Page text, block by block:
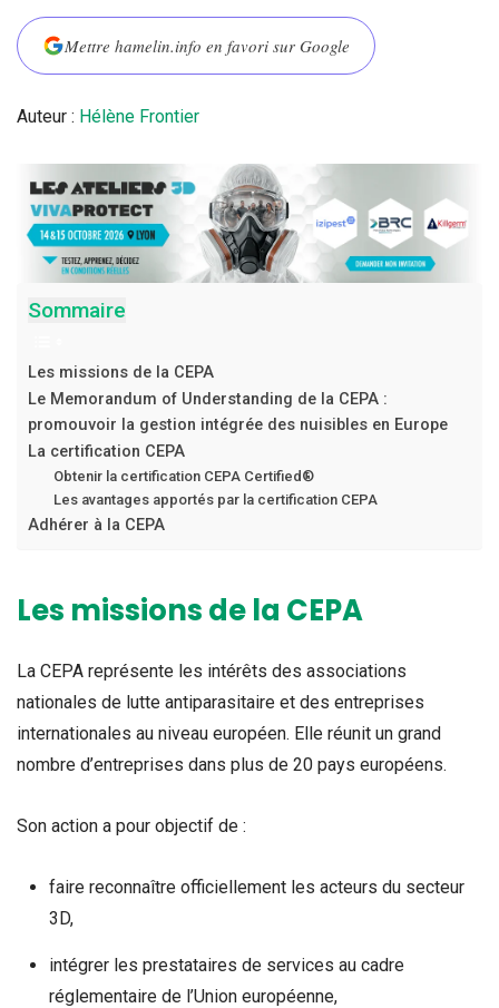
Mettre hamelin.info en favori sur Google
Auteur : Hélène Frontier
Sommaire
Les missions de la CEPA
Le Memorandum of Understanding de la CEPA :
promouvoir la gestion intégrée des nuisibles en Europe
La certification CEPA
Obtenir la certification CEPA Certified®
Les avantages apportés par la certification CEPA
Adhérer à la CEPA
Les missions de la CEPA
La CEPA représente les intérêts des associations
nationales de lutte antiparasitaire et des entreprises
internationales au niveau européen. Elle réunit un grand
nombre d’entreprises dans plus de 20 pays européens.
Son action a pour objectif de :
faire reconnaître officiellement les acteurs du secteur
3D,
intégrer les prestataires de services au cadre
réglementaire de l’Union européenne,